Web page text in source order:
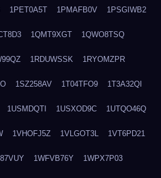
1PET0A5T 1PMAFB0V 1PSGIWB2
1QMT9XGT 1QWO8TSQ
1RDUWSSK 1RYOMZPR
1SZ258AV 1T04TFO9 1T3A32QI
1USMDQTI 1USXOD9C 1UTQO46Q
1VHOFJ5Z 1VLGOT3L 1VT6PD21
1WFVB76Y 1WPX7P03